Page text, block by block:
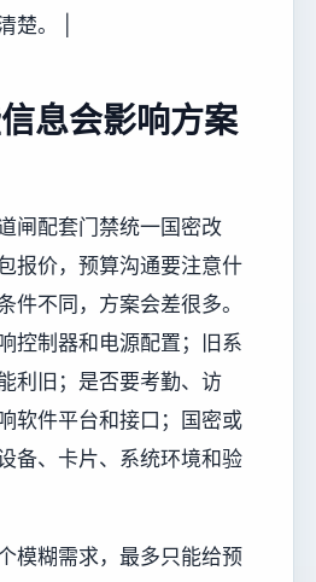
楚。 |
息会影响方案
闸配套门禁统一国密改
报价，预算沟通要注意什
件不同，方案会差很多。
控制器和电源配置；旧系
利旧；是否要考勤、访
软件平台和接口；国密或
备、卡片、系统环境和验
模糊需求，最多只能给预